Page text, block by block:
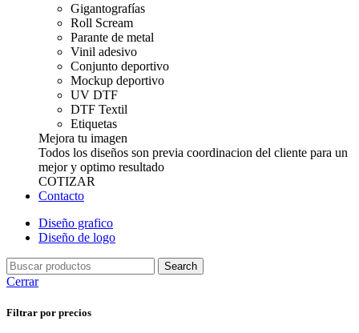
Gigantografías
Roll Scream
Parante de metal
Vinil adesivo
Conjunto deportivo
Mockup deportivo
UV DTF
DTF Textil
Etiquetas
Mejora tu imagen
Todos los diseños son previa coordinacion del cliente para un
mejor y optimo resultado
COTIZAR
Contacto
Diseño grafico
Diseño de logo
Search
Cerrar
Filtrar por precios